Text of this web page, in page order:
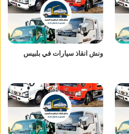
ونش انقاذ سيارات في بلبيس